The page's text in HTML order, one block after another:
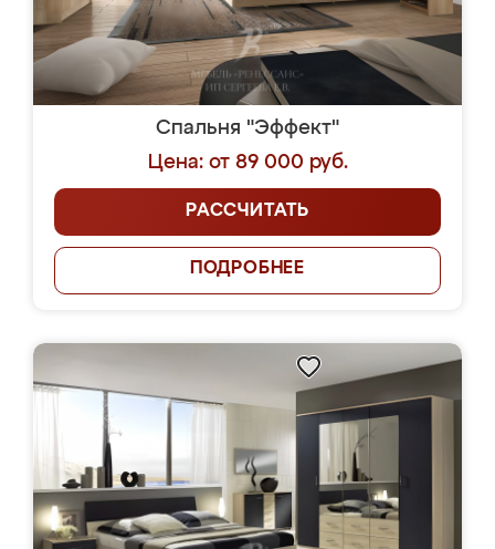
Спальня "Эффект"
Цена: от 89 000 руб.
РАССЧИТАТЬ
ПОДРОБНЕЕ